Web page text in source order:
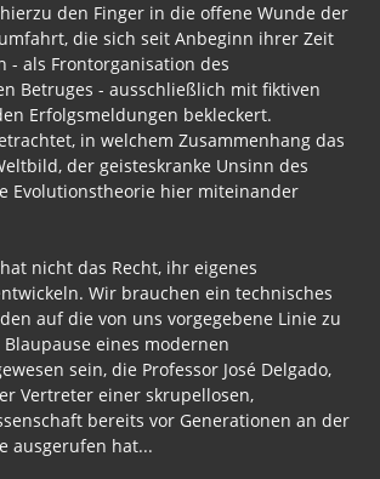
den Finger in die offene Wunde der
die sich seit Anbeginn ihrer Zeit
- als Frontorganisation des
Betruges - ausschließlich mit fiktiven
Erfolgsmeldungen bekleckert.
in welchem Zusammenhang das
der geisteskranke Unsinn des
Evolutionstheorie hier miteinander
nicht das Recht, ihr eigenes
Wir brauchen ein technisches
auf die von uns vorgegebene Linie zu
eines modernen
sein, die Professor José Delgado,
Vertreter einer skrupellosen,
bereits vor Generationen an der
ausgerufen hat...